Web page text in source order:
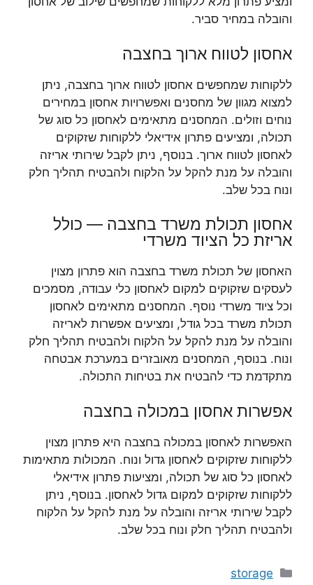
והובלה במחיר סביר.
אחסון לטווח ארוך בחצבה
ללקוחות שמחפשים אחסון לטווח ארוך בחצבה, ניתן
למצוא מגוון של מחסנים ואפשרויות אחסון במחירים
נוחים וזולים. המחסנים מתאימים לאחסון כל סוג של
תכולה, ומציעים פתרון אידיאלי ללקוחות שזקוקים
לאחסון לטווח ארוך. בנוסף, ניתן לקבל שירותי אריזה
והובלה על מנת להקל על הלקוח ולהבטיח תהליך חלק
ונוח בכל שלב.
אחסון תכולת משרד בחצבה — כולל
אריזת כל הציוד משרדי
האחסון של תכולת משרד בחצבה הוא פתרון מצוין
לעסקים שזקוקים למקום לאחסון כלי עבודה, מסמכים
וכל ציוד משרדי נוסף. המחסנים מתאימים לאחסון
תכולת משרד בכל גודל, ומציעים אפשרות לאריזה
והובלה על מנת להקל על הלקוח ולהבטיח תהליך חלק
ונוח. בנוסף, המחסנים מאובזרים במערכת אבטחה
מתקדמת כדי להבטיח את בטיחות התכולה.
אפשרות אחסון במכולה בחצבה
האפשרות לאחסון במכולה בחצבה היא פתרון מצוין
ללקוחות שזקוקים לאחסון גדול ונוח. המכולות מתאימות
לאחסון כל סוג של תכולה, ומציעות פתרון אידיאלי
ללקוחות שזקוקים למקום גדול לאחסון. בנוסף, ניתן
לקבל שירותי אריזה והובלה על מנת להקל על הלקוח
ולהבטיח תהליך חלק ונוח בכל שלב.
קטגוריות
storage